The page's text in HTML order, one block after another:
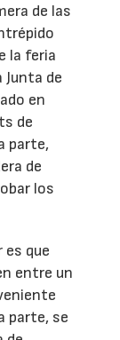
de las
la feria
de
en
de
parte,
de
los
que
entre un
parte, se